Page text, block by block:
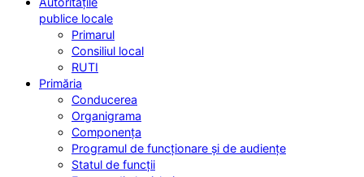
publice locale
Primarul
Consiliul local
RUTI
Primăria
Conducerea
Organigrama
Componența
Programul de funcționare și de audiențe
Statul de funcții